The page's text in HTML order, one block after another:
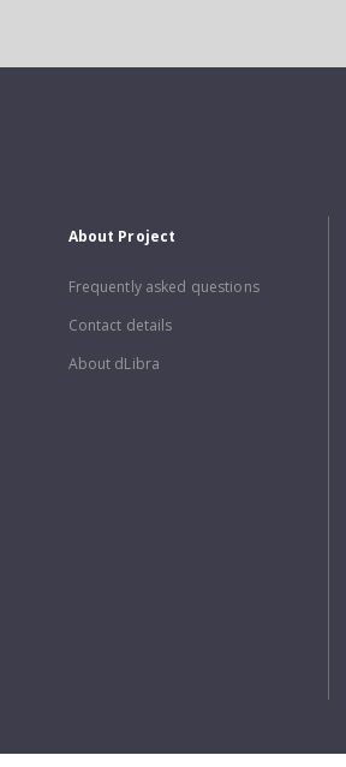
About Project
Frequently asked questions
Contact details
About dLibra